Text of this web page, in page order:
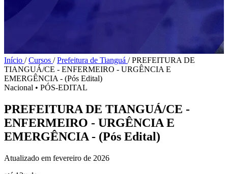
Início / Cursos / Prefeitura de Tianguá / PREFEITURA DE
TIANGUÁ/CE - ENFERMEIRO - URGÊNCIA E
EMERGÊNCIA - (Pós Edital)
Nacional • PÓS-EDITAL
PREFEITURA DE TIANGUÁ/CE -
ENFERMEIRO - URGÊNCIA E
EMERGÊNCIA - (Pós Edital)
Atualizado em fevereiro de 2026